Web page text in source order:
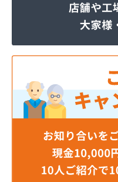
サーラプラザ蒲郡
サンダイ燃料店
ジェイエイ・トービ
ダイイチガスコム株
チリウヒーターサー
ツバメガス株式会社
ニイミガス株式会社
ニイミ産業株式会社
ニイミ産業株式会社
ニイミ産業株式会社
ハタスビルダー株式